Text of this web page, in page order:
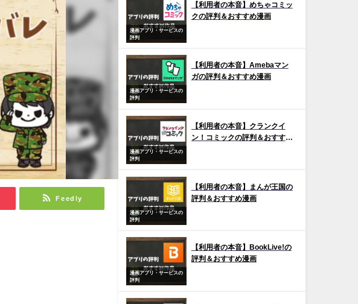
Feedly
漫画アプリ・サービスの
評判
【利用者の本音】めちゃコミッ
クの評判＆おすすめ漫画
漫画アプリ・サービスの
評判
【利用者の本音】Amebaマン
ガの評判＆おすすめ漫画
漫画アプリ・サービスの
評判
【利用者の本音】クランクイ
ン！コミックの評判＆おすすめ
漫画アプリ・サービスの
評判
【利用者の本音】まんが王国の
評判＆おすすめ漫画
漫画アプリ・サービスの
評判
【利用者の本音】BookLive!の
評判＆おすすめ漫画